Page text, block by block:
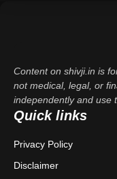
Content on shivji.in is
not medical, legal, or
independently and use
Quick links
Privacy Policy
Disclaimer